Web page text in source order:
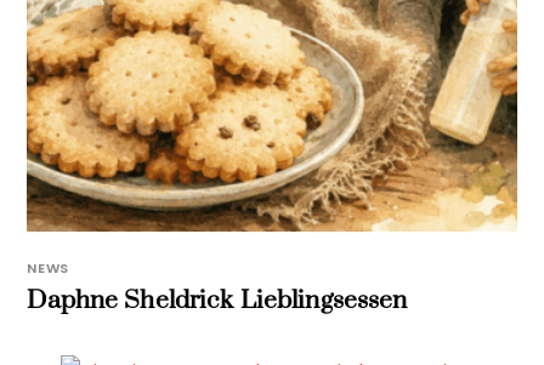
NEWS
Daphne Sheldrick Lieblingsessen